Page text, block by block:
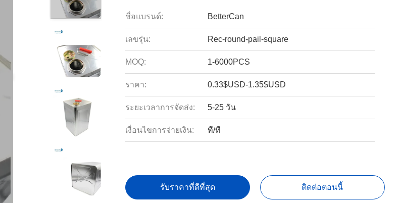
ชื่อแบรนด์: BetterCan
เลขรุ่น: Rec-round-pail-square
MOQ: 1-6000PCS
ราคา: 0.33$USD-1.35$USD
ระยะเวลาการจัดส่ง: 5-25 วัน
เงื่อนไขการจ่ายเงิน: ที/ที
รับราคาที่ดีที่สุด ติดต่อตอนนี้